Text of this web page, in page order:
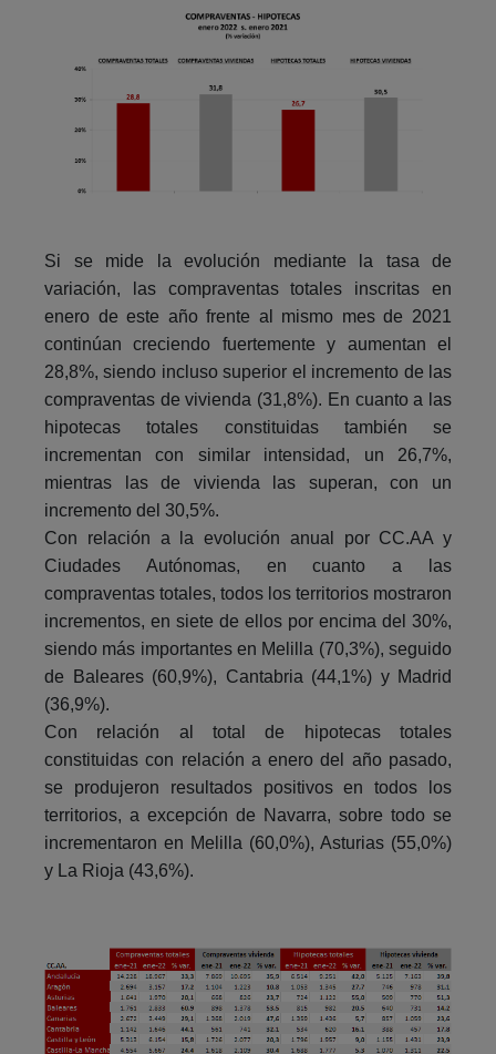
Si se mide la evolución mediante la tasa de
variación, las compraventas totales inscritas en
enero de este año frente al mismo mes de 2021
continúan creciendo fuertemente y aumentan el
28,8%, siendo incluso superior el incremento de las
compraventas de vivienda (31,8%). En cuanto a las
hipotecas totales constituidas también se
incrementan con similar intensidad, un 26,7%,
mientras las de vivienda las superan, con un
incremento del 30,5%.
Con relación a la evolución anual por CC.AA y
Ciudades Autónomas, en cuanto a las
compraventas totales, todos los territorios mostraron
incrementos, en siete de ellos por encima del 30%,
siendo más importantes en Melilla (70,3%), seguido
de Baleares (60,9%), Cantabria (44,1%) y Madrid
(36,9%).
Con relación al total de hipotecas totales
constituidas con relación a enero del año pasado,
se produjeron resultados positivos en todos los
territorios, a excepción de Navarra, sobre todo se
incrementaron en Melilla (60,0%), Asturias (55,0%)
y La Rioja (43,6%).